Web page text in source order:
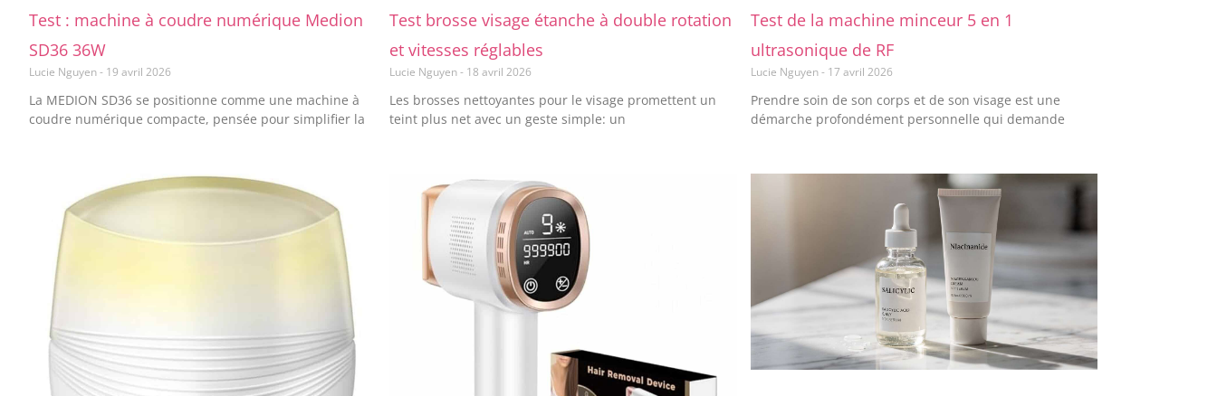
Test : machine à coudre numérique Medion
SD36 36W
Lucie Nguyen 19 avril 2026
La MEDION SD36 se positionne comme une machine à
coudre numérique compacte, pensée pour simplifier la
Test brosse visage étanche à double rotation
et vitesses réglables
Lucie Nguyen 18 avril 2026
Les brosses nettoyantes pour le visage promettent un
teint plus net avec un geste simple: un
Test de la machine minceur 5 en 1
ultrasonique de RF
Lucie Nguyen 17 avril 2026
Prendre soin de son corps et de son visage est une
démarche profondément personnelle qui demande